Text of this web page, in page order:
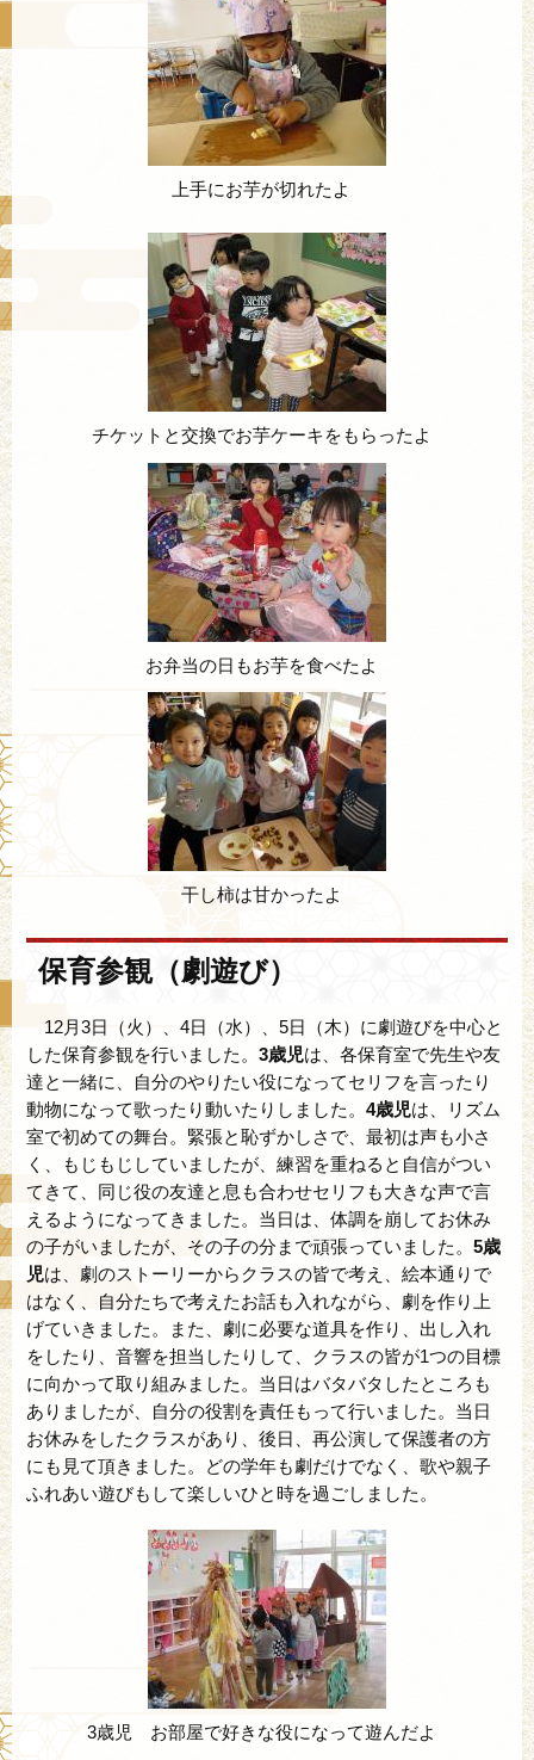
上手にお芋が切れたよ
チケットと交換でお芋ケーキをもらったよ
お弁当の日もお芋を食べたよ
干し柿は甘かったよ
保育参観（劇遊び）
12月3日（火）、4日（水）、5日（木）に劇遊びを中心と
した保育参観を行いました。 3歳児は、各保育室で先生や友
達と一緒に、自分のやりたい役になってセリフを言ったり
動物になって歌ったり動いたりしました。 4歳児は、リズム
室で初めての舞台。緊張と恥ずかしさで、最初は声も小さ
く、もじもじしていましたが、練習を重ねると自信がつい
てきて、同じ役の友達と息も合わせセリフも大きな声で言
えるようになってきました。当日は、体調を崩してお休み
の子がいましたが、その子の分まで頑張っていました。 5歳
児は、劇のストーリーからクラスの皆で考え、絵本通りで
はなく、自分たちで考えたお話も入れながら、劇を作り上
げていきました。また、劇に必要な道具を作り、出し入れ
をしたり、音響を担当したりして、クラスの皆が1つの目標
に向かって取り組みました。当日はバタバタしたところも
ありましたが、自分の役割を責任もって行いました。当日
お休みをしたクラスがあり、後日、再公演して保護者の方
にも見て頂きました。どの学年も劇だけでなく、歌や親子
ふれあい遊びもして楽しいひと時を過ごしました。
3歳児 お部屋で好きな役になって遊んだよ